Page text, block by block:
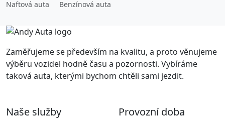
Naftová auta
Benzínová auta
Zaměřujeme se především na kvalitu, a proto věnujeme
výběru vozidel hodně času a pozornosti. Vybíráme
taková auta, kterými bychom chtěli sami jezdit.
Naše služby Provozní doba